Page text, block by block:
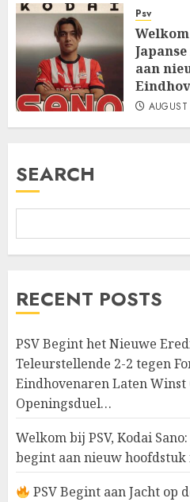
AUGUST
Psv
aan
SEARCH
RECENT POSTS
PSV Begint het Nieuwe
Teleurstellende 2-2 tegen
Eindhovenaren Laten
Openingsduel…
Welkom bij PSV, Kodai
begint aan nieuw
PSV Begint aan Jacht op